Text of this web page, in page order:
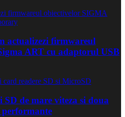
actualizezi firmwareul
ART cu adaptorul USB
SD de mare viteza si doua
performante